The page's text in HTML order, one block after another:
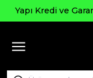
Yapı Kredi ve